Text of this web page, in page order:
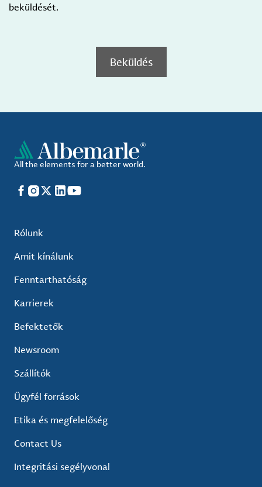
beküldését.
Beküldés
All the elements for a better world.
Facebook
Instagram
X LinkedIn
YouTube
Rólunk
Amit kínálunk
Fenntarthatóság
Karrierek
Befektetők
Newsroom
Szállítók
Ügyfél források
Etika és megfelelőség
Contact Us
Integritási segélyvonal